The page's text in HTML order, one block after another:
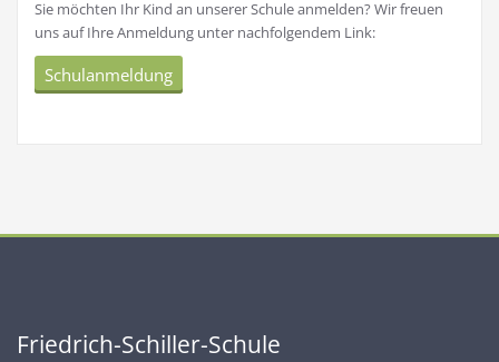
Sie möchten Ihr Kind an unserer Schule anmelden? Wir freuen
uns auf Ihre Anmeldung unter nachfolgendem Link:
Schulanmeldung
Friedrich-Schiller-Schule